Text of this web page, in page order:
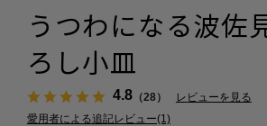
うつわになる波佐
ろし小皿
4.8（28）
レビューを見る
愛用者による追記レビュー(1)